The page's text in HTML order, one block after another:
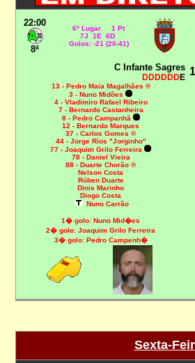
22:00
8ª
6º Lugar 1 Pt
7J 1E 6D
Golos: -21 (20-41)
C Infante Sagres
DDDDDDE
13 - Pedro Maia Magalhães ®
3 - Nuno Midões
4 - Vladimiro Rafael Ribeiro
7 - Bernardo Castanheira
8 - Pedro Campanhã
12 - Bernardo Marques
37 - Carlos Gomes ®
44 - Jorge Rios "Jorginho"
77 - Joaquim Grilo Ferreira
78 - Daniel Vieira
88 - Duarte Chorão ®
Nelson Costa
Rúben Duarte
Dinis Marinho
Diogo Costa
Nuno Carrão
1� golo: Nuno Mid�es
2� golo: Joaquim Grilo Ferreira
3� golo: Pedro Campenh�
Sexta-